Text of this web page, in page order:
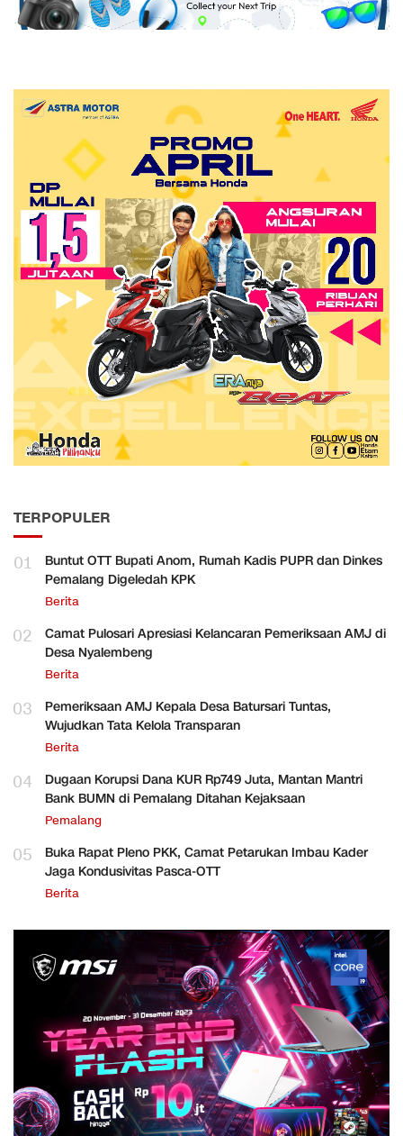
TERPOPULER
01
Buntut OTT Bupati Anom, Rumah Kadis PUPR dan Dinkes
Pemalang Digeledah KPK
Berita
02
Camat Pulosari Apresiasi Kelancaran Pemeriksaan AMJ di
Desa Nyalembeng
Berita
03
Pemeriksaan AMJ Kepala Desa Batursari Tuntas,
Wujudkan Tata Kelola Transparan
Berita
04
Dugaan Korupsi Dana KUR Rp749 Juta, Mantan Mantri
Bank BUMN di Pemalang Ditahan Kejaksaan
Pemalang
05
Buka Rapat Pleno PKK, Camat Petarukan Imbau Kader
Jaga Kondusivitas Pasca-OTT
Berita